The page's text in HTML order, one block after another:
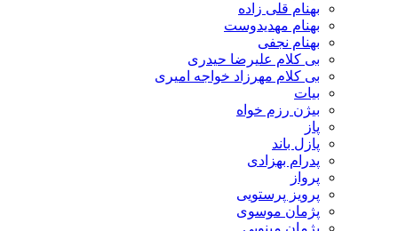
بهنام قلی زاده
بهنام مهدیدوست
بهنام نجفی
بی کلام علیرضا حیدری
بی کلام مهرزاد خواجه امیری
بیات
بیژن رزم خواه
پاز
پازل باند
پدرام بهزادی
پرواز
پرویز پرستویی
پژمان موسوی
پژمان مینویی